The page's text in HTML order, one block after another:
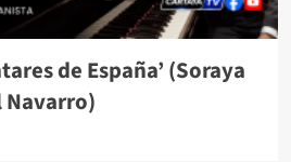
de España’ (Soraya
Navarro)